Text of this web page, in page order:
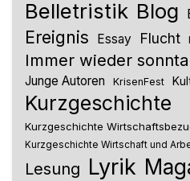
Belletristik Blog
Ereignis Essay Flucht
Immer wieder
Junge Autoren KrisenFest
Kurzgeschichte
Kurzgeschichte
Kurzgeschichte Wirtschaft und
Lesung Lyrik